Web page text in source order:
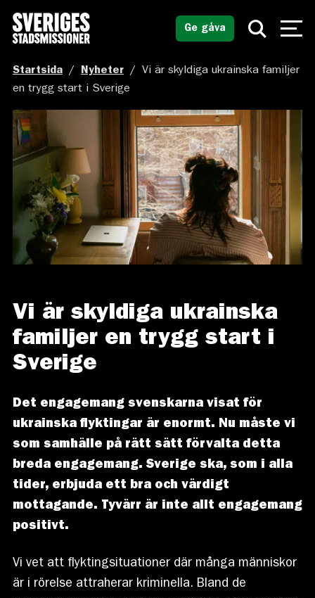
Ge gåva
Startsida / Nyheter /
Vi är skyldiga ukrainska familjer
en trygg start i Sverige
Vi är skyldiga ukrainska
familjer en trygg start i
Sverige
Det engagemang svenskarna visat för
ukrainska flyktingar är enormt. Nu måste vi
som samhälle på rätt sätt förvalta detta
breda engagemang. Sverige ska, som i alla
tider, erbjuda ett bra och värdigt
mottagande. Tyvärr är inte allt engagemang
positivt.
Vi vet att flyktingsituationer där många människor
är i rörelse attraherar kriminella. Bland de